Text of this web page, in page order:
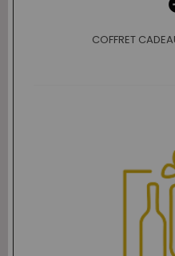
COFFRET